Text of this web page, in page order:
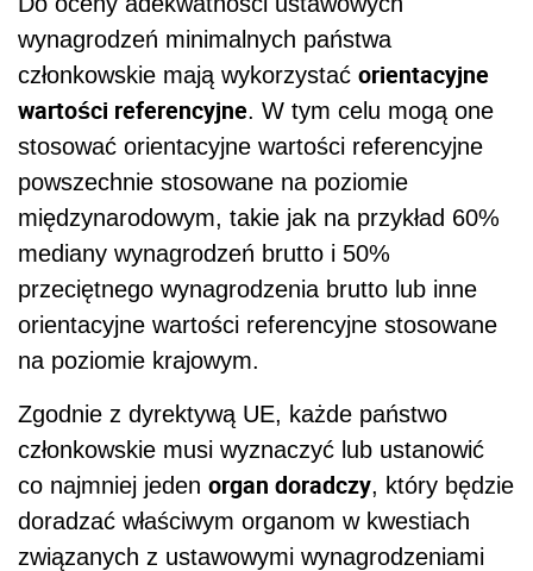
wynagrodzeń minimalnych państwa
członkowskie mają wykorzystać orientacyjne
wartości referencyjne. W tym celu mogą one
stosować orientacyjne wartości referencyjne
powszechnie stosowane na poziomie
międzynarodowym, takie jak na przykład 60%
mediany wynagrodzeń brutto i 50%
przeciętnego wynagrodzenia brutto lub inne
orientacyjne wartości referencyjne stosowane
na poziomie krajowym.
Zgodnie z dyrektywą UE, każde państwo
członkowskie musi wyznaczyć lub ustanowić
co najmniej jeden organ doradczy, który będzie
doradzać właściwym organom w kwestiach
związanych z ustawowymi wynagrodzeniami